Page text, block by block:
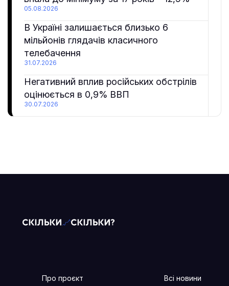
05.08.2026
В Україні залишається близько 6
мільйонів глядачів класичного
телебачення
31.07.2026
Негативний вплив російських обстрілів
оцінюється в 0,9% ВВП
30.07.2026
Про проєкт
Всі новини